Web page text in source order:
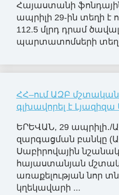
Հայաստանի
ապրիլի 29-ին տեղի է
112.5 մլրդ դրամ
պարտատոմսերի
ՀՀ–ում ԱԶԲ մշտական
գլխավորել է
ԵՐԵՎԱՆ, 29
զարգացման բանկը
Սաբիրովային
հայաստանյան
առաքելության նոր
կղեկավարի ...